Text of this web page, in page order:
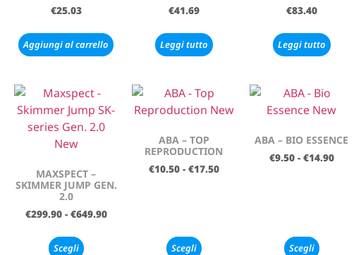
€25.03
Aggiungi al carrello
€41.69
Leggi tutto
€83.40
Leggi tutto
MAXSPECT –
SKIMMER JUMP GEN.
2.0
€299.90 - €649.90
Scegli
ABA – TOP
REPRODUCTION
€10.50 - €17.50
Scegli
ABA – BIO ESSENCE
€9.50 - €14.90
Scegli